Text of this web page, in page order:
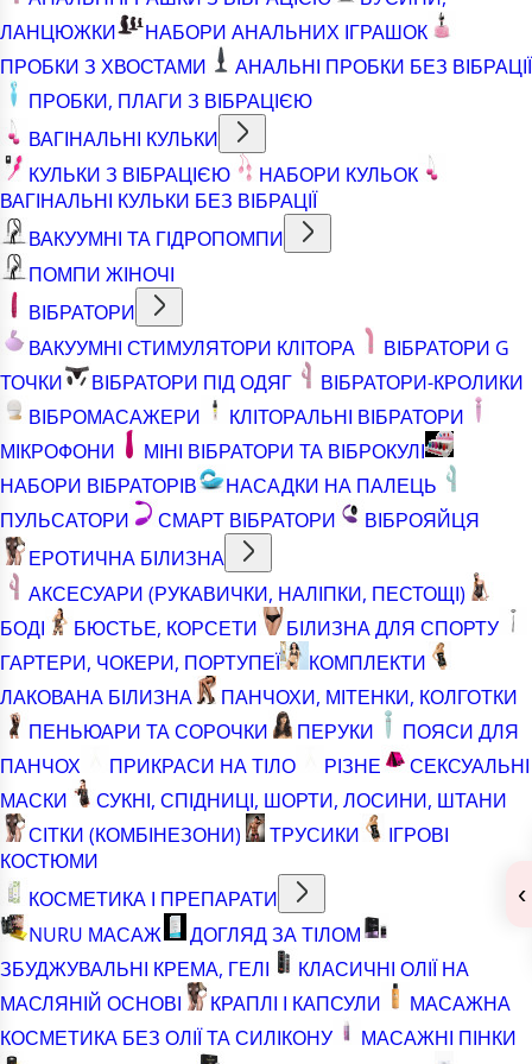
ЛАНЦЮЖКИ
НАБОРИ АНАЛЬНИХ ІГРАШОК
ПРОБКИ З ХВОСТАМИ
АНАЛЬНІ ПРОБКИ БЕЗ ВІБРАЦІЇ
ПРОБКИ, ПЛАГИ З ВІБРАЦІЄЮ
ВАГІНАЛЬНІ КУЛЬКИ
КУЛЬКИ З ВІБРАЦІЄЮ
НАБОРИ КУЛЬОК
ВАГІНАЛЬНІ КУЛЬКИ БЕЗ ВІБРАЦІЇ
ВАКУУМНІ ТА ГІДРОПОМПИ
ПОМПИ ЖІНОЧІ
ВІБРАТОРИ
ВАКУУМНІ СТИМУЛЯТОРИ КЛІТОРА
ВІБРАТОРИ G
ТОЧКИ
ВІБРАТОРИ ПІД ОДЯГ
ВІБРАТОРИ-КРОЛИКИ
ВІБРОМАСАЖЕРИ
КЛІТОРАЛЬНІ ВІБРАТОРИ
МІКРОФОНИ
МІНІ ВІБРАТОРИ ТА ВІБРОКУЛІ
НАБОРИ ВІБРАТОРІВ
НАСАДКИ НА ПАЛЕЦЬ
ПУЛЬСАТОРИ
СМАРТ ВІБРАТОРИ
ВІБРОЯЙЦЯ
ЕРОТИЧНА БІЛИЗНА
АКСЕСУАРИ (РУКАВИЧКИ, НАЛІПКИ, ПЕСТОЩІ)
БОДІ
БЮСТЬЕ, КОРСЕТИ
БІЛИЗНА ДЛЯ СПОРТУ
ГАРТЕРИ, ЧОКЕРИ, ПОРТУПЕЇ
КОМПЛЕКТИ
ЛАКОВАНА БІЛИЗНА
ПАНЧОХИ, МІТЕНКИ, КОЛГОТКИ
ПЕНЬЮАРИ ТА СОРОЧКИ
ПЕРУКИ
ПОЯСИ ДЛЯ
ПАНЧОХ
ПРИКРАСИ НА ТІЛО РІЗНЕ
СЕКСУАЛЬНІ
МАСКИ
СУКНІ, СПІДНИЦІ, ШОРТИ, ЛОСИНИ, ШТАНИ
СІТКИ (КОМБІНЕЗОНИ)
ТРУСИКИ
ІГРОВІ
КОСТЮМИ
КОСМЕТИКА І ПРЕПАРАТИ
NURU МАСАЖ
ДОГЛЯД ЗА ТІЛОМ
ЗБУДЖУВАЛЬНІ КРЕМА, ГЕЛІ
КЛАСИЧНІ ОЛІЇ НА
МАСЛЯНІЙ ОСНОВІ
КРАПЛІ І КАПСУЛИ
МАСАЖНА
КОСМЕТИКА БЕЗ ОЛІЇ ТА СИЛІКОНУ
МАСАЖНІ ПІНКИ
‹